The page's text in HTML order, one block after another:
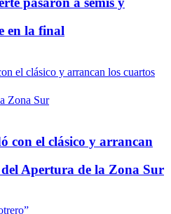
en la final
con el clásico y arrancan
Apertura de la Zona Sur